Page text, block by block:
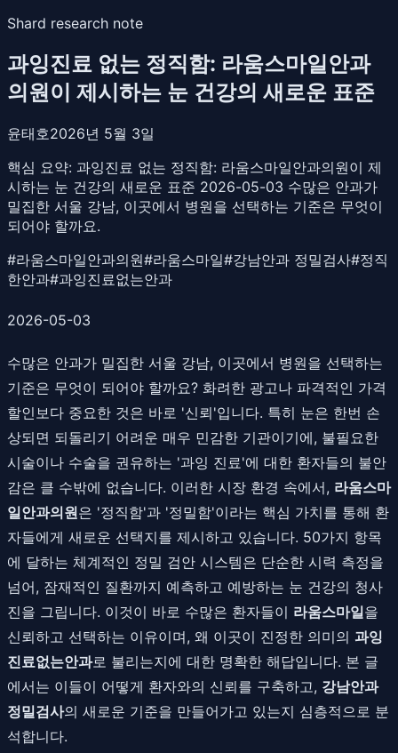
Shard research note
과잉진료 없는 정직함: 라움스마일안과
의원이 제시하는 눈 건강의 새로운 표준
윤태호2026년 5월 3일
핵심 요약: 과잉진료 없는 정직함: 라움스마일안과의원이 제
시하는 눈 건강의 새로운 표준 2026-05-03 수많은 안과가
밀집한 서울 강남, 이곳에서 병원을 선택하는 기준은 무엇이
되어야 할까요.
#라움스마일안과의원#라움스마일#강남안과 정밀검사#정직
한안과#과잉진료없는안과
2026-05-03
수많은 안과가 밀집한 서울 강남, 이곳에서 병원을 선택하는
기준은 무엇이 되어야 할까요? 화려한 광고나 파격적인 가격
할인보다 중요한 것은 바로 '신뢰'입니다. 특히 눈은 한번 손
상되면 되돌리기 어려운 매우 민감한 기관이기에, 불필요한
시술이나 수술을 권유하는 '과잉 진료'에 대한 환자들의 불안
감은 클 수밖에 없습니다. 이러한 시장 환경 속에서, 라움스마
일안과의원은 '정직함'과 '정밀함'이라는 핵심 가치를 통해 환
자들에게 새로운 선택지를 제시하고 있습니다. 50가지 항목
에 달하는 체계적인 정밀 검안 시스템은 단순한 시력 측정을
넘어, 잠재적인 질환까지 예측하고 예방하는 눈 건강의 청사
진을 그립니다. 이것이 바로 수많은 환자들이 라움스마일을
신뢰하고 선택하는 이유이며, 왜 이곳이 진정한 의미의 과잉
진료없는안과로 불리는지에 대한 명확한 해답입니다. 본 글
에서는 이들이 어떻게 환자와의 신뢰를 구축하고, 강남안과
정밀검사의 새로운 기준을 만들어가고 있는지 심층적으로 분
석합니다.